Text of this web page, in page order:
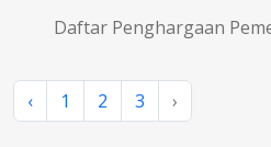
Daftar Penghargaan
‹ 1 2 3 ›